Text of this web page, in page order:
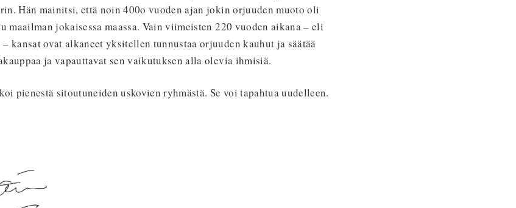
Hän mainitsi, että noin 400o vuoden ajan jokin orjuuden muoto oli
jokaisessa maassa. Vain viimeisten 220 vuoden aikana – eli
kansat ovat alkaneet yksitellen tunnustaa orjuuden kauhut ja säätää
ja vapauttavat sen vaikutuksen alla olevia ihmisiä.
pienestä sitoutuneiden uskovien ryhmästä. Se voi tapahtua uudelleen.